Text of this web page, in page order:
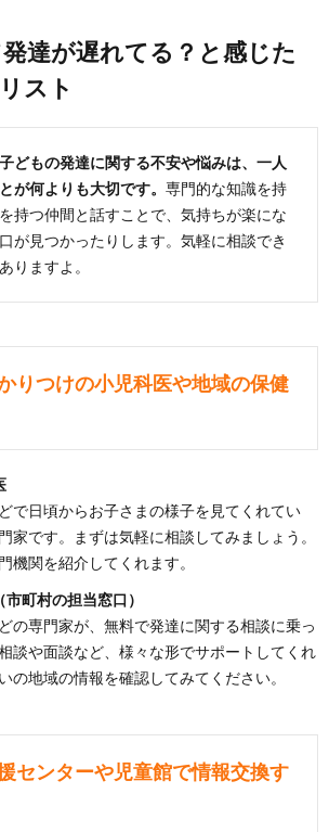
達が遅れてる？と感じた
スト
子どもの発達に関する不安や悩みは、一人
が何よりも大切です。 専門的な知識を持
持つ仲間と話すことで、気持ちが楽にな
が見つかったりします。気軽に相談でき
りますよ。
りつけの小児科医や地域の保健
で日頃からお子さまの様子を見てくれてい
家です。まずは気軽に相談してみましょう。
機関を紹介してくれます。
町村の担当窓口）
の専門家が、無料で発達に関する相談に乗っ
談や面談など、様々な形でサポートしてくれ
の地域の情報を確認してみてください。
センターや児童館で情報交換す